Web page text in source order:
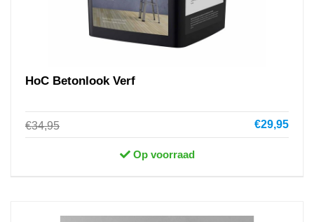
HoC Betonlook Verf
€34,95 €29,95
Op voorraad